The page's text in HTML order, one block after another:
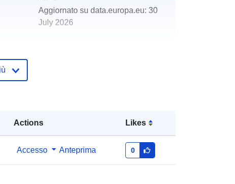
Actions Likes
Accesso Anteprima 0
Aggiornato su data.europa.eu: 30
July 2026